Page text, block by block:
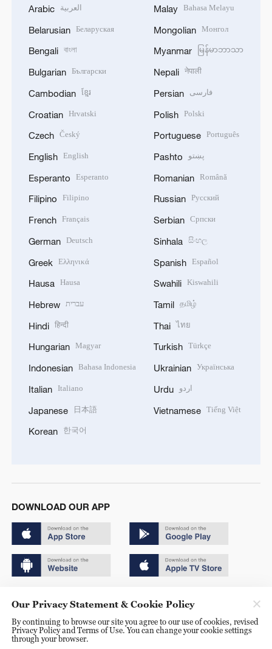
Arabic العربية
Belarusian Беларуская
Bengali বাংলা
Bulgarian Български
Cambodian ខ្មែរ
Croatian Hrvatski
Czech Český
English English
Esperanto Esperanto
Filipino Filipino
French Français
German Deutsch
Greek Ελληνικά
Hausa Hausa
Hebrew עברית
Hindi हिन्दी
Hungarian Magyar
Indonesian Bahasa Indonesia
Italian Italiano
Japanese 日本語
Korean 한국어
Malay Bahasa Melayu
Mongolian Монгол
Myanmar မြန်မာဘာသာ
Nepali नेपाली
Persian فارسی
Polish Polski
Portuguese Português
Pashto پښتو
Romanian Română
Russian Русский
Serbian Српски
Sinhala සිංහල
Spanish Español
Swahili Kiswahili
Tamil தமிழ்
Thai ไทย
Turkish Türkçe
Ukrainian Українська
Urdu اردو
Vietnamese Tiếng Việt
DOWNLOAD OUR APP
京ICP备20000184号
京公网安备 11010502050052号
Our Privacy Statement & Cookie Policy
By continuing to browse our site you agree to our use of cookies, revised
Privacy Policy and Terms of Use. You can change your cookie settings
through your browser.